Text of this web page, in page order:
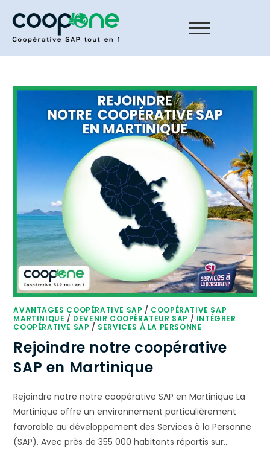
AVANTAGES COOPÉRATIVE SAP / COOPÉRATIVE SAP
MARTINIQUE / DEVENIR COOPÉRATEUR SAP / INTÉGRER
COOPÉRATIVE SAP / SERVICES À LA PERSONNE
Rejoindre notre coopérative
SAP en Martinique
Rejoindre notre notre coopérative SAP en Martinique La
Martinique offre un environnement particulièrement
favorable au développement des Services à la Personne
(SAP). Avec près de 355 000 habitants répartis sur…